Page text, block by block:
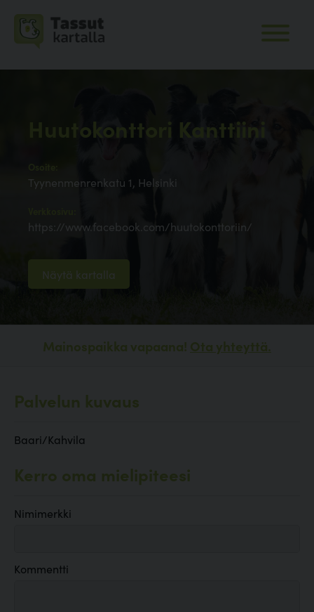
Huutokonttori Kanttiini
Osoite:
Tyynenmenrenkatu 1, Helsinki
https://www.facebook.com/huutokonttoriin/
Näytä kartalla
Mainospaikka vapaana! Ota yhteyttä.
Palvelun kuvaus
Baari/Kahvila
Kerro oma mielipiteesi
Nimimerkki
Kommentti